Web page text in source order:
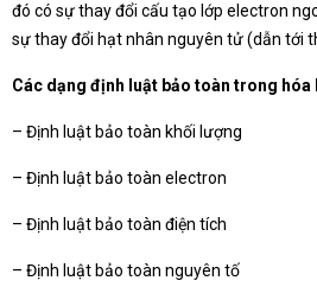
đó có sự thay đổi cấu tạo lớp electron
sự thay đổi hạt nhân nguyên tử (dẫn tới
Các dạng định luật bảo toàn trong hóa
– Định luật bảo toàn khối lượng
– Định luật bảo toàn electron
– Định luật bảo toàn điện tích
– Định luật bảo toàn nguyên tố